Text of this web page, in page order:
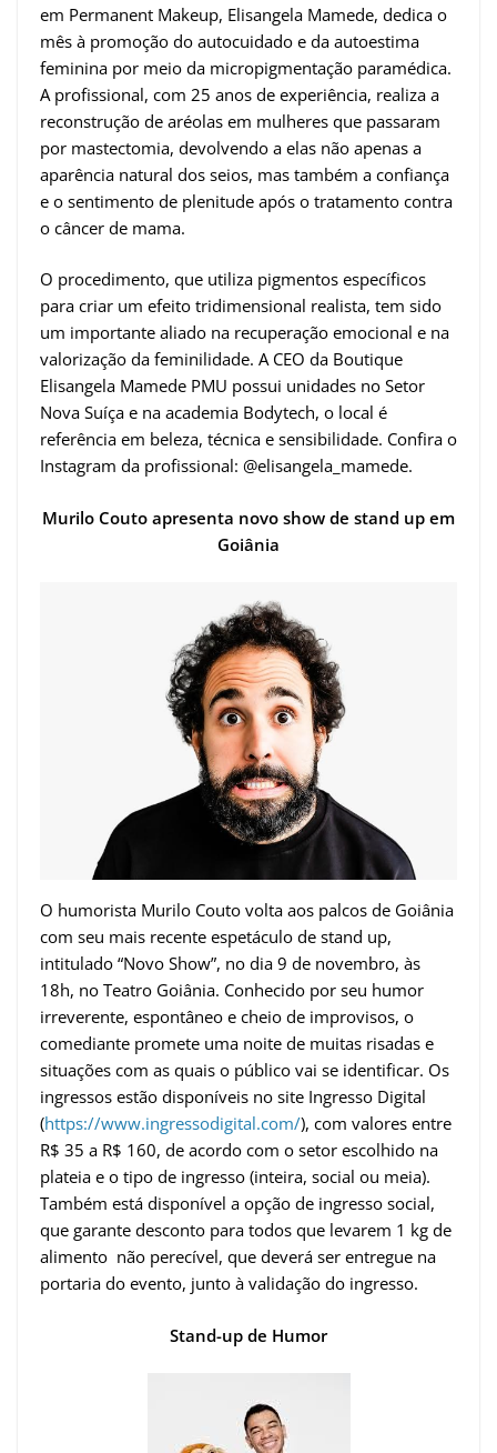
em Permanent Makeup, Elisangela Mamede, dedica o
mês à promoção do autocuidado e da autoestima
feminina por meio da micropigmentação paramédica.
A profissional, com 25 anos de experiência, realiza a
reconstrução de aréolas em mulheres que passaram
por mastectomia, devolvendo a elas não apenas a
aparência natural dos seios, mas também a confiança
e o sentimento de plenitude após o tratamento contra
o câncer de mama.
O procedimento, que utiliza pigmentos específicos
para criar um efeito tridimensional realista, tem sido
um importante aliado na recuperação emocional e na
valorização da feminilidade. A CEO da Boutique
Elisangela Mamede PMU possui unidades no Setor
Nova Suíça e na academia Bodytech, o local é
referência em beleza, técnica e sensibilidade. Confira o
Instagram da profissional: @elisangela_mamede.
Murilo Couto apresenta novo show de stand up em
Goiânia
O humorista Murilo Couto volta aos palcos de Goiânia
com seu mais recente espetáculo de stand up,
intitulado “Novo Show”, no dia 9 de novembro, às
18h, no Teatro Goiânia. Conhecido por seu humor
irreverente, espontâneo e cheio de improvisos, o
comediante promete uma noite de muitas risadas e
situações com as quais o público vai se identificar. Os
ingressos estão disponíveis no site Ingresso Digital
(https://www.ingressodigital.com/), com valores entre
R$ 35 a R$ 160, de acordo com o setor escolhido na
plateia e o tipo de ingresso (inteira, social ou meia).
Também está disponível a opção de ingresso social,
que garante desconto para todos que levarem 1 kg de
alimento não perecível, que deverá ser entregue na
portaria do evento, junto à validação do ingresso.
Stand-up de Humor